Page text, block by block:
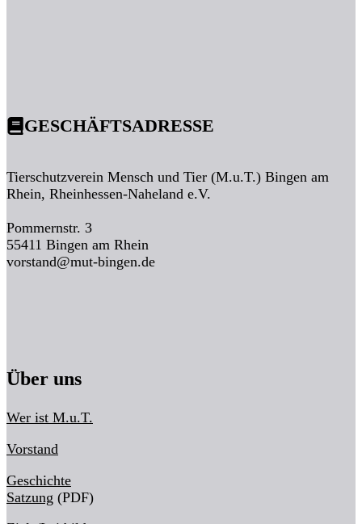
GESCHÄFTSADRESSE
Tierschutzverein Mensch und Tier (M.u.T.) Bingen am
Rhein, Rheinhessen-Naheland e.V.
Pommernstr. 3
55411 Bingen am Rhein
vorstand@mut-bingen.de
Über uns
Wer ist M.u.T.
Vorstand
Geschichte
Satzung (PDF)